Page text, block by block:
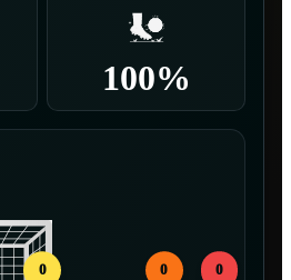
100%
0 0 0